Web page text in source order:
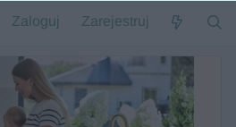
Zaloguj Zarejestruj